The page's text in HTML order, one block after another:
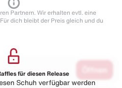
Partnern. Wir erhalten evtl. eine
dich bleibt der Preis gleich und du
für diesen Release
Schuh verfügbar werden